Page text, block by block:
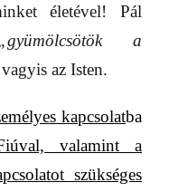
életével! Pál
a
az Isten.
kapcsolatba
valamint a
szükséges